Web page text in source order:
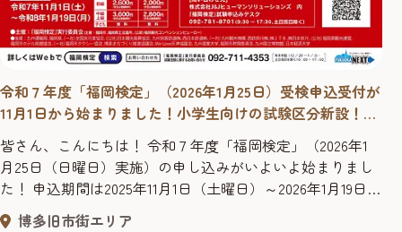
令和７年度「福岡検定」（2026年1月25日）受検申込受付が
11月1日から始まりました！小学生向けの試験区分新設！今
年も学生は受検料無料！！
皆さん、こんにちは！ 令和７年度「福岡検定」（2026年1
月25日（日曜日）実施）の申し込みがいよいよ始まりまし
た！ 申込期間は2025年11月1日（土曜日）～2026年1月19日
（月曜日）です。※団体（10名以上）申込は2025年1月9日
博多旧市街エリア